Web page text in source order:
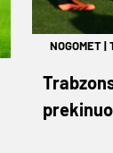
NOGOMET|